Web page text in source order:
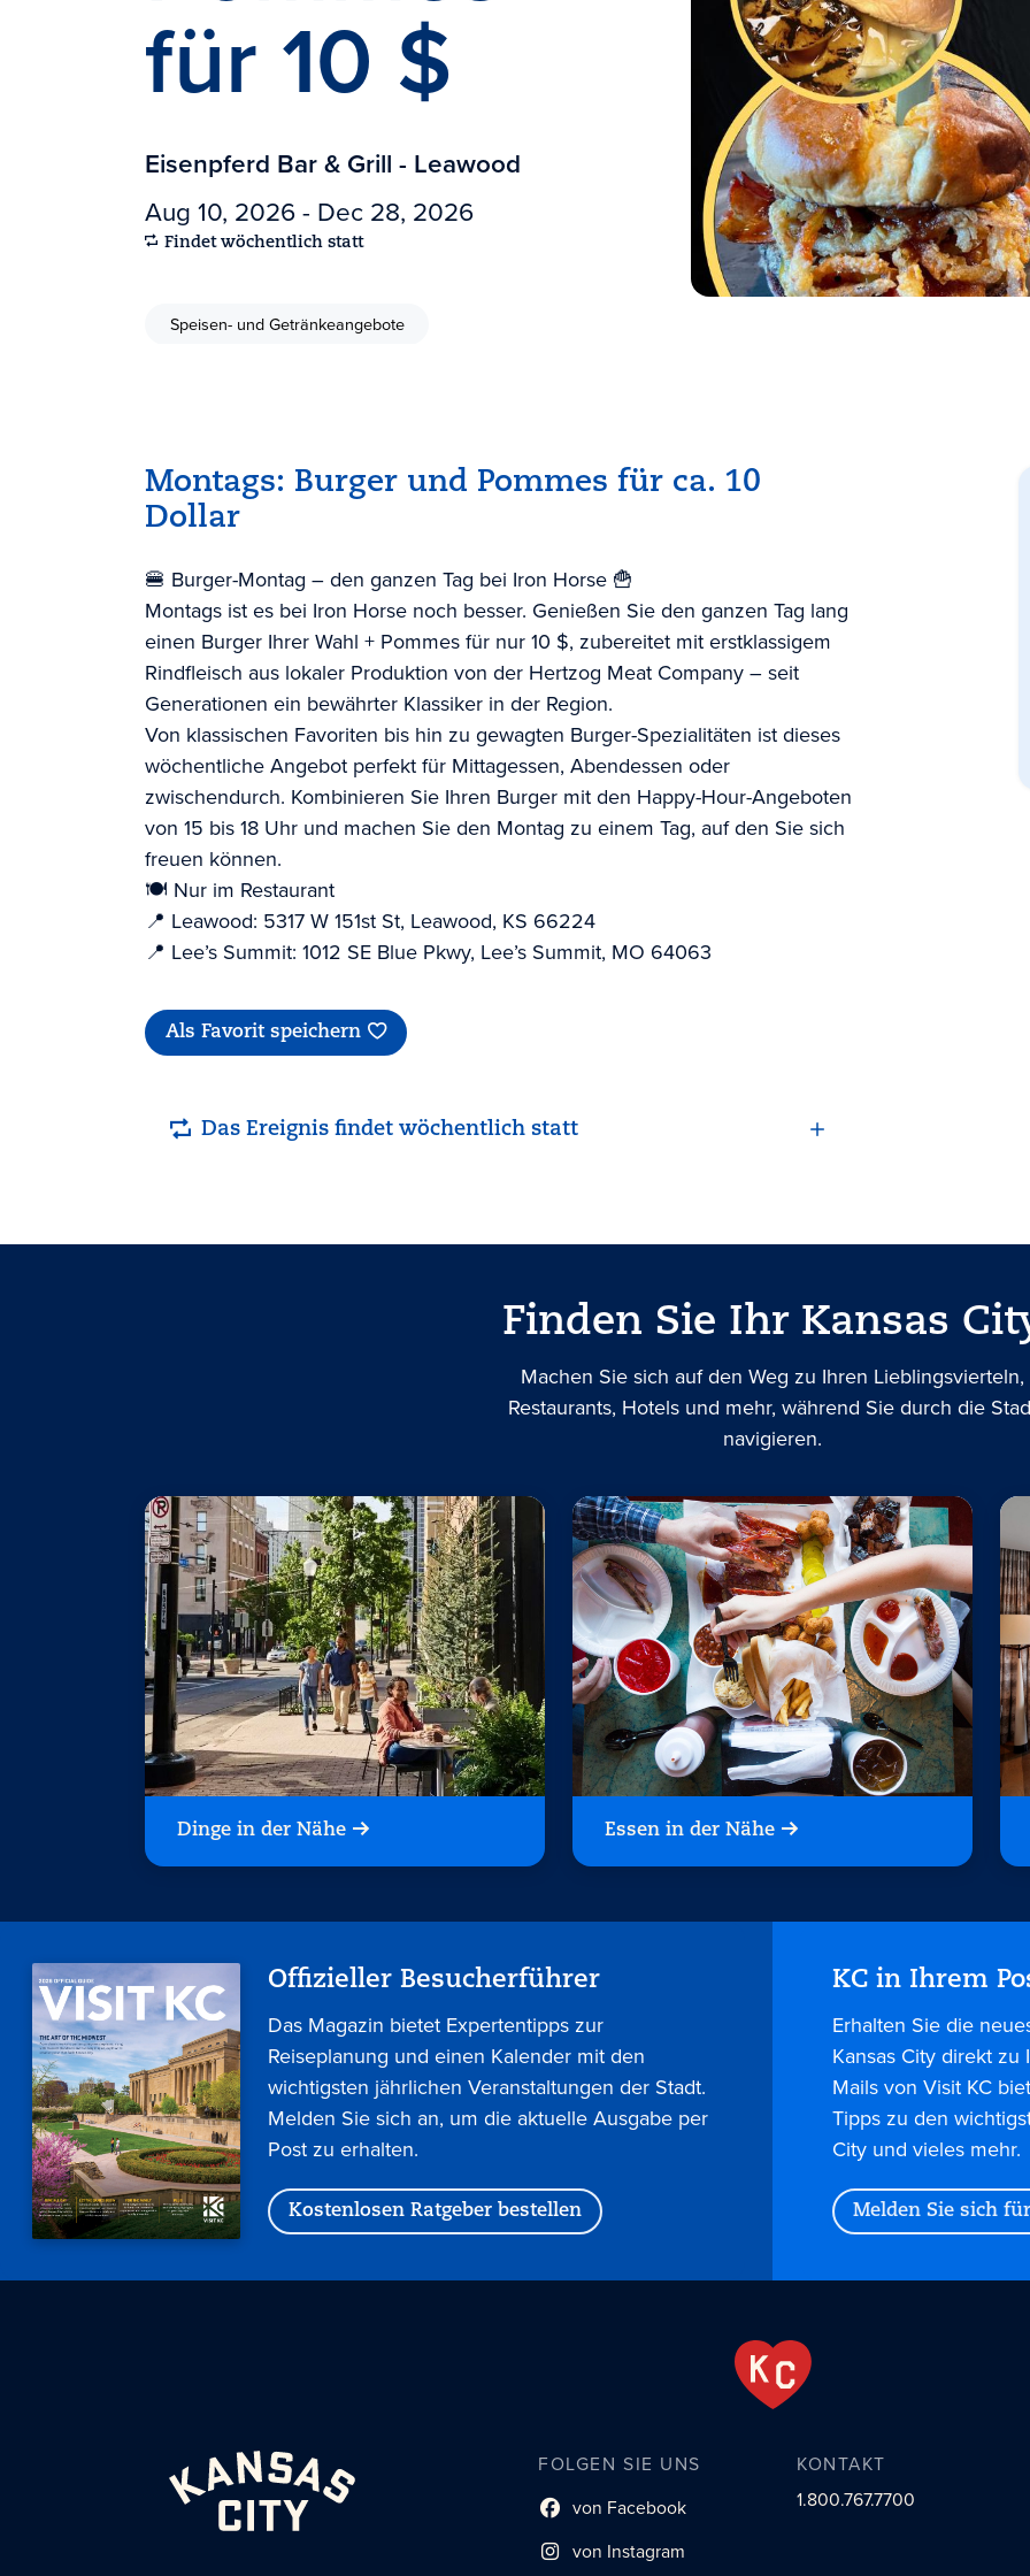
für 10 $
Eisenpferd Bar & Grill - Leawood
Aug 10, 2026 - Dec 28, 2026
Findet wöchentlich statt
Speisen- und Getränkeangebote
Montags: Burger und Pommes für ca. 10
Dollar
🍔 Burger-Montag – den ganzen Tag bei Iron Horse 🍟
Montags ist es bei Iron Horse noch besser. Genießen Sie den ganzen Tag lang
einen Burger Ihrer Wahl + Pommes für nur 10 $, zubereitet mit erstklassigem
Rindfleisch aus lokaler Produktion von der Hertzog Meat Company – seit
Generationen ein bewährter Klassiker in der Region.
Von klassischen Favoriten bis hin zu gewagten Burger-Spezialitäten ist dieses
wöchentliche Angebot perfekt für Mittagessen, Abendessen oder
zwischendurch. Kombinieren Sie Ihren Burger mit den Happy-Hour-Angeboten
von 15 bis 18 Uhr und machen Sie den Montag zu einem Tag, auf den Sie sich
freuen können.
🍽️ Nur im Restaurant
📍 Leawood: 5317 W 151st St, Leawood, KS 66224
📍 Lee’s Summit: 1012 SE Blue Pkwy, Lee’s Summit, MO 64063
Als Favorit speichern
Das Ereignis findet wöchentlich statt
Finden Sie Ihr Kansas
Machen Sie sich auf den Weg zu Ihren Lieblingsvierteln,
Restaurants, Hotels und mehr, während Sie durch die
navigieren.
Dinge in der Nähe Essen in der Nähe
Offizieller Besucherführer
Das Magazin bietet Expertentipps zur
Reiseplanung und einen Kalender mit den
wichtigsten jährlichen Veranstaltungen der Stadt.
Melden Sie sich an, um die aktuelle Ausgabe per
Post zu erhalten.
Kostenlosen Ratgeber bestellen
KC in Ihrem
Erhalten Sie die
Kansas City direkt zu
Mails von Visit KC
Tipps zu den
City und vieles mehr.
Melden Sie sich
FOLGEN SIE UNS
Link zum sozialen Profil
von Facebook
Link zum sozialen Profil
von Instagram
KONTAKT
1.800.767.7700